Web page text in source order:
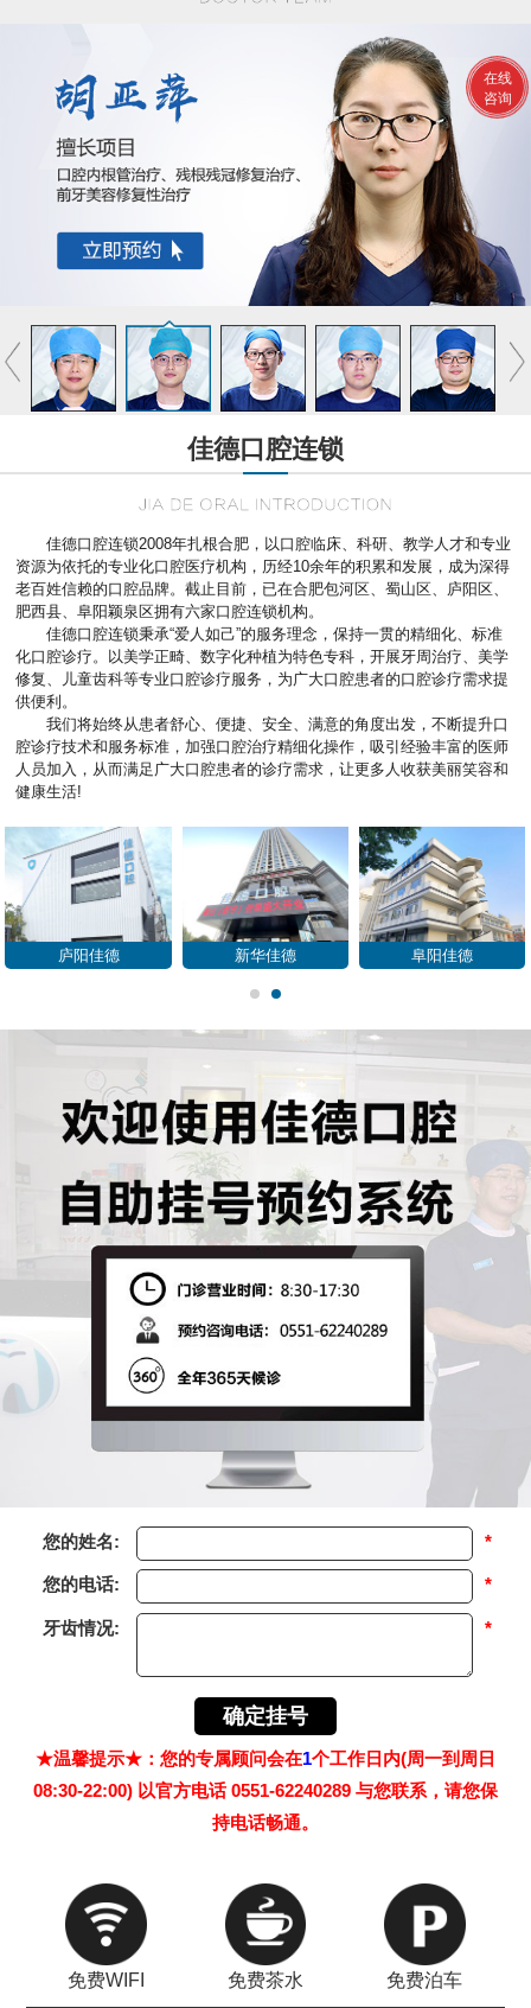
佳德口腔连锁
佳德口腔连锁2008年扎根合肥，以口腔临床、科研、教学人才和专业
资源为依托的专业化口腔医疗机构，历经10余年的积累和发展，成为深得
老百姓信赖的口腔品牌。截止目前，已在合肥包河区、蜀山区、庐阳区、
肥西县、阜阳颖泉区拥有六家口腔连锁机构。
佳德口腔连锁秉承“爱人如己”的服务理念，保持一贯的精细化、标准
化口腔诊疗。以美学正畸、数字化种植为特色专科，开展牙周治疗、美学
修复、儿童齿科等专业口腔诊疗服务，为广大口腔患者的口腔诊疗需求提
供便利。
我们将始终从患者舒心、便捷、安全、满意的角度出发，不断提升口
腔诊疗技术和服务标准，加强口腔治疗精细化操作，吸引经验丰富的医师
人员加入，从而满足广大口腔患者的诊疗需求，让更多人收获美丽笑容和
健康生活!
包河佳德 肥西佳德 蜀山佳德
您的姓名: *
您的电话: *
牙齿情况: *
★温馨提示★：您的专属顾问会在1个工作日内(周一到周日
08:30-22:00) 以官方电话 0551-62240289 与您联系，请您保
持电话畅通。
免费WIFI 免费茶水 免费泊车
在线
咨询